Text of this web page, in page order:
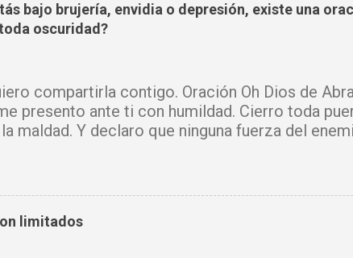
bajo brujería, envidia o depresión, existe una
oscuridad?
compartirla contigo. Oración Oh Dios de
presento ante ti con humildad. Cierro toda
maldad. Y declaro que ninguna fuerza del
y tu paz. Declaro mi mente libre, mi cuerpo
Donde había temor, hoy hay fe. Donde había
limitados